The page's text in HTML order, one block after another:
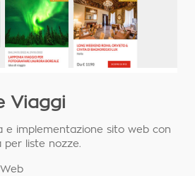
Viaggi
e implementazione sito web con
per liste nozze.